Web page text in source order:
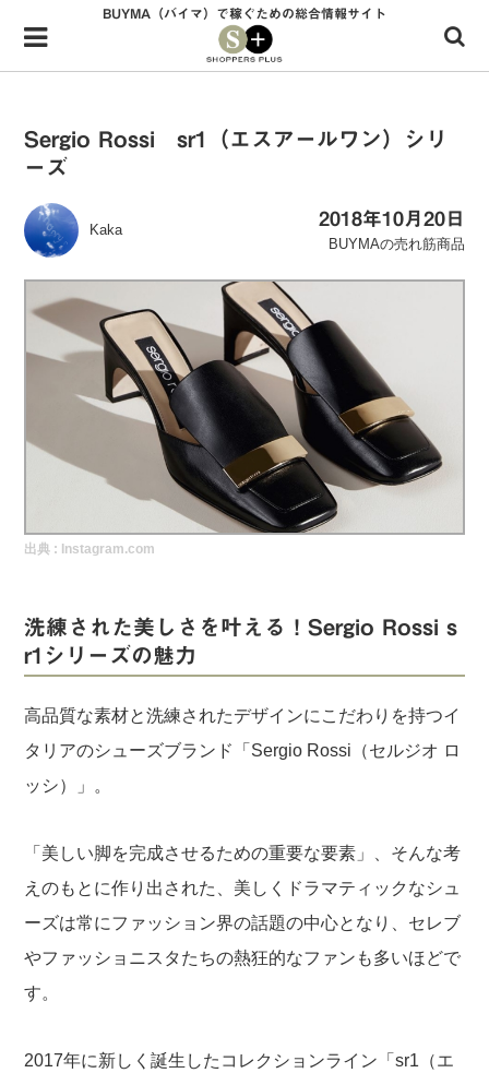
Menu
HOME
34歳独身OLバイマ実践記
無在庫で自由気ままに稼ぐ！バイマ実践記
BUYMAで人気のブランド
BUYMAの売れ筋商品
バイマの疑問に現役パーソナルショッパーが答えてみた
バイマ活動の疑問に売れっ子現役バイヤーが答えてみた
実録！海外ショップで買ってみた！
海外SHOP LIST
BUYMA（バイマ）で稼ぐための総合情報サイト
Sergio Rossi sr1（エスアールワン）シリ
ーズ
Kaka
2018年10月20日
BUYMAの売れ筋商品
出典 : Instagram.com
洗練された美しさを叶える！Sergio Rossi s
r1シリーズの魅力
高品質な素材と洗練されたデザインにこだわりを持つイ
タリアのシューズブランド「Sergio Rossi（セルジオ ロ
ッシ）」。
「美しい脚を完成させるための重要な要素」、そんな考
えのもとに作り出された、美しくドラマティックなシュ
ーズは常にファッション界の話題の中心となり、セレブ
やファッショニスタたちの熱狂的なファンも多いほどで
す。
2017年に新しく誕生したコレクションライン「sr1（エ